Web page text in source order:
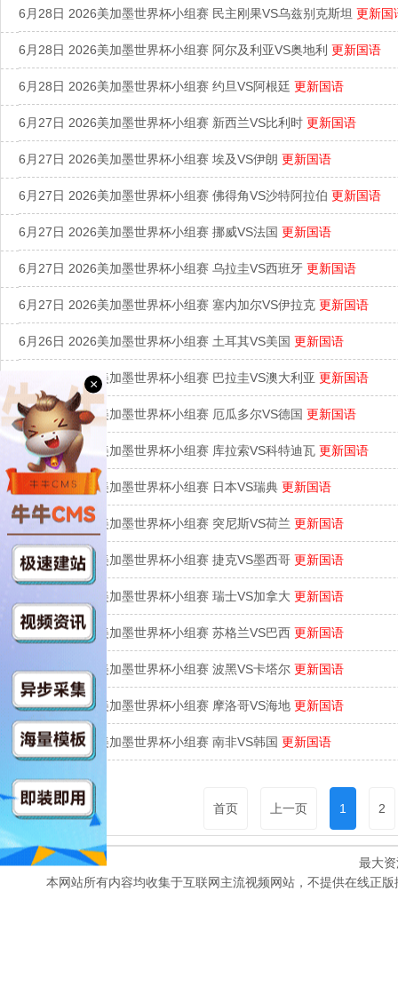
6月28日 2026美加墨世界杯小组赛 民主刚果VS乌兹别克斯坦 更新国
6月28日 2026美加墨世界杯小组赛 阿尔及利亚VS奥地利 更新国语
6月28日 2026美加墨世界杯小组赛 约旦VS阿根廷 更新国语
6月27日 2026美加墨世界杯小组赛 新西兰VS比利时 更新国语
6月27日 2026美加墨世界杯小组赛 埃及VS伊朗 更新国语
6月27日 2026美加墨世界杯小组赛 佛得角VS沙特阿拉伯 更新国语
6月27日 2026美加墨世界杯小组赛 挪威VS法国 更新国语
6月27日 2026美加墨世界杯小组赛 乌拉圭VS西班牙 更新国语
6月27日 2026美加墨世界杯小组赛 塞内加尔VS伊拉克 更新国语
6月26日 2026美加墨世界杯小组赛 土耳其VS美国 更新国语
6月26日 2026美加墨世界杯小组赛 巴拉圭VS澳大利亚 更新国语
6月26日 2026美加墨世界杯小组赛 厄瓜多尔VS德国 更新国语
6月26日 2026美加墨世界杯小组赛 库拉索VS科特迪瓦 更新国语
6月26日 2026美加墨世界杯小组赛 日本VS瑞典 更新国语
6月26日 2026美加墨世界杯小组赛 突尼斯VS荷兰 更新国语
6月25日 2026美加墨世界杯小组赛 捷克VS墨西哥 更新国语
6月25日 2026美加墨世界杯小组赛 瑞士VS加拿大 更新国语
6月25日 2026美加墨世界杯小组赛 苏格兰VS巴西 更新国语
6月25日 2026美加墨世界杯小组赛 波黑VS卡塔尔 更新国语
6月25日 2026美加墨世界杯小组赛 摩洛哥VS海地 更新国语
6月25日 2026美加墨世界杯小组赛 南非VS韩国 更新国语
首页 上一页 1 2
最大
本网站所有内容均收集于互联网主流视频网站，不提供在线正
×